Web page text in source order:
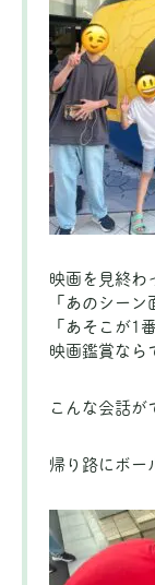
映画を見終わ
「あのシーン
「あそこが1
映画鑑賞なら
こんな会話が
帰り路にボー